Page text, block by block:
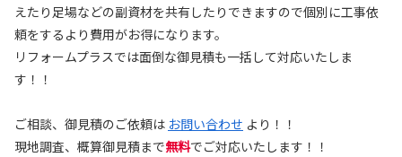
えたり足場などの副資材を共有したりできますので個別に工事依
頼をするより費用がお得になります。
リフォームプラスでは面倒な御見積も一括して対応いたしま
す！！
ご相談、御見積のご依頼は お問い合わせ より！！
現地調査、概算御見積まで無料でご対応いたします！！